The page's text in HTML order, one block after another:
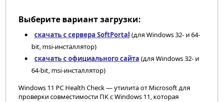
Выберите вариант загрузки:
скачать с сервера SoftPortal (для Windows 32- и 64-
bit, msi-инсталлятор)
скачать с официального сайта (для Windows 32- и
64-bit, msi-инсталлятор)
Windows 11 PC Health Check — утилита от Microsoft для
проверки совместимости ПК с Windows 11, которая